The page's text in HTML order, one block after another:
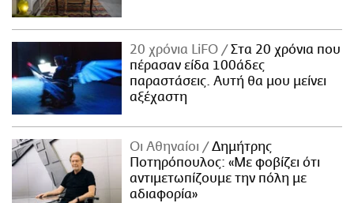
20 χρόνια LiFO
Στα 20 χρόνια που
πέρασαν είδα 100άδες
παραστάσεις. Αυτή θα μου μείνει
αξέχαστη
Οι Αθηναίοι
Δημήτρης
Ποτηρόπουλος: «Με φοβίζει ότι
αντιμετωπίζουμε την πόλη με
αδιαφορία»